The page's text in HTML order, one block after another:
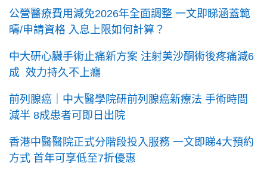
公營醫療費用減免2026年全面調整 一文即睇涵蓋範
疇/申請資格 入息上限如何計算？
中大研心臟手術止痛新方案 注射美沙酮術後疼痛減6
成 效力持久不上癮
前列腺癌｜中大醫學院研前列腺癌新療法 手術時間
減半 8成患者可即日出院
香港中醫醫院正式分階段投入服務 一文即睇4大預約
方式 首年可享低至7折優惠